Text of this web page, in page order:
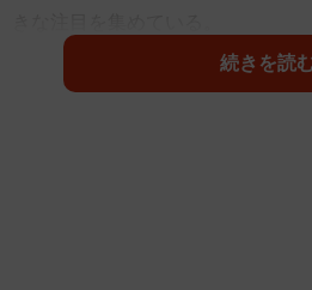
「なお『早稲田学』の期末課題が
続きを読